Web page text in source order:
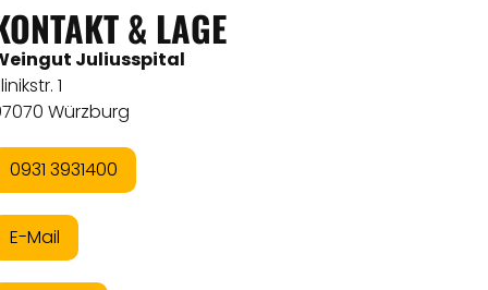
& LAGE
Juliusspital
1
Würzburg
0931 3931400
E-Mail